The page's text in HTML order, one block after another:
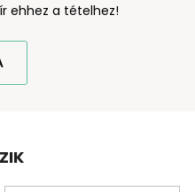
ehhez a tételhez!